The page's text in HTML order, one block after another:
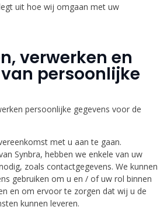
uit hoe wij omgaan met uw
verwerken en
persoonlijke
persoonlijke gegevens voor de
met u aan te gaan.
Synbra, hebben we enkele van uw
zoals contactgegevens. We kunnen
gebruiken om u en / of uw rol binnen
en om ervoor te zorgen dat wij u de
kunnen leveren.